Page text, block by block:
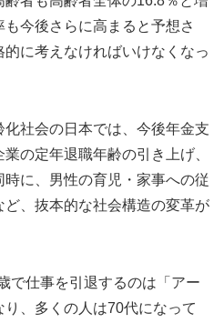
今後さらに高まると予想さ
に考えなければいけなくなっ
社会の日本では、今後年金支
の定年退職年齢の引き上げ、
に、男性の育児・家事への従
、抜本的な社会構造の変革が
で仕事を引退するのは「アー
、多くの人は70代になって